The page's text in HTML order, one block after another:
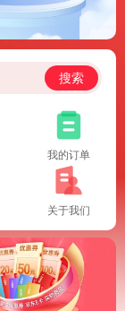
搜索
我的订单
关于我们